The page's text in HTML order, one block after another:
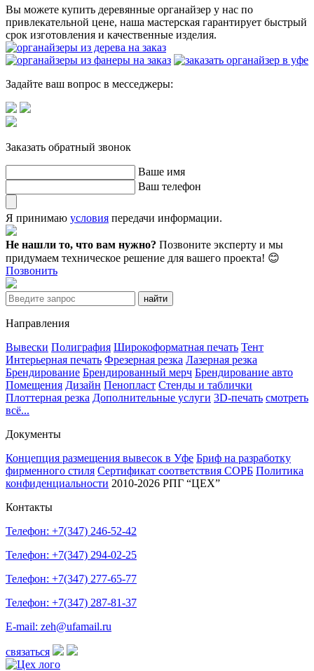
Вы можете купить деревянные органайзер у нас по
привлекательной цене, наша мастерская гарантирует быстрый
срок изготовления и качественные изделия.
Задайте ваш вопрос в месседжеры:
Заказать обратный звонок
Ваше имя
Ваш телефон
Я принимаю условия передачи информации.
Не нашли то, что вам нужно? Позвоните эксперту и мы
придумаем техническое решение для вашего проекта! 😊
Позвонить
Направления
Вывески Полиграфия Широкоформатная печать Тент
Интерьерная печать Фрезерная резка Лазерная резка
Брендирование Брендированный мерч Брендирование авто
Помещения Дизайн Пенопласт Стенды и таблички
Плоттерная резка Дополнительные услуги 3D-печать смотреть
всё...
Документы
Концепция размещения вывесок в Уфе Бриф на разработку
фирменного стиля Сертификат соответствия СОРБ Политика
конфиденциальности 2010-2026 РПГ “ЦЕХ”
Контакты
Телефон: +7(347) 246-52-42
Телефон: +7(347) 294-02-25
Телефон: +7(347) 277-65-77
Телефон: +7(347) 287-81-37
E-mail: zeh@ufamail.ru
связаться